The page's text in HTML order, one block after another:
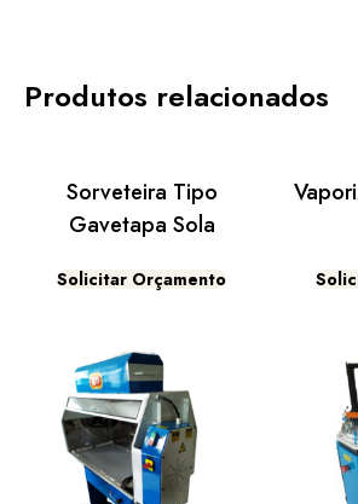
Produtos relacionados
Sorveteira Tipo
Gavetapa Sola
Solicitar Orçamento